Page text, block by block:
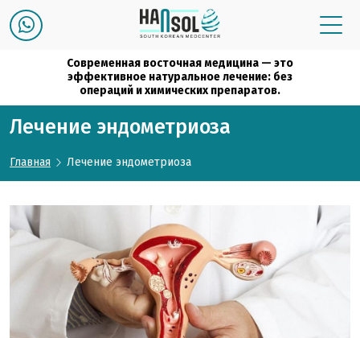
Современная восточная медицина — это
эффективное натуральное лечение: без
операций и химических препаратов.
Лечение эндометриоза
Главная Лечение эндометриоза